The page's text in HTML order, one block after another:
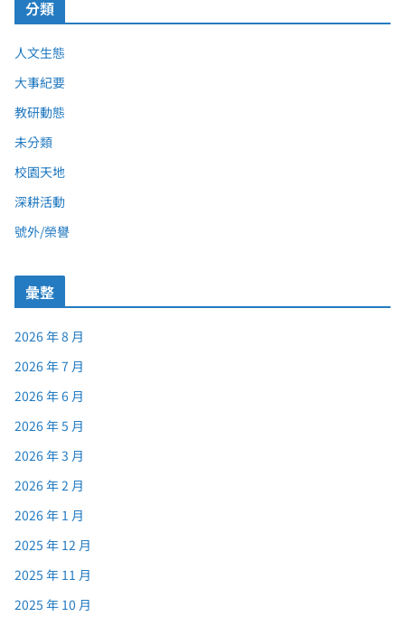
分類
人文生態
大事紀要
教研動態
未分類
校園天地
深耕活動
號外/榮譽
彙整
2026 年 8 月
2026 年 7 月
2026 年 6 月
2026 年 5 月
2026 年 3 月
2026 年 2 月
2026 年 1 月
2025 年 12 月
2025 年 11 月
2025 年 10 月